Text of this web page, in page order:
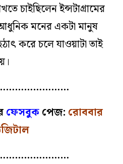
চাইছিলেন ইন্সটাগ্রামের
মনের একটা মানুষ
করে চলে যাওয়াটা তাই
ফেসবুকপেজ: রোববার